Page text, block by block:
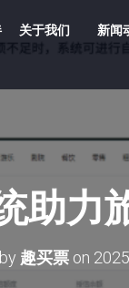
关于我们 新闻
助力
趣买票 on